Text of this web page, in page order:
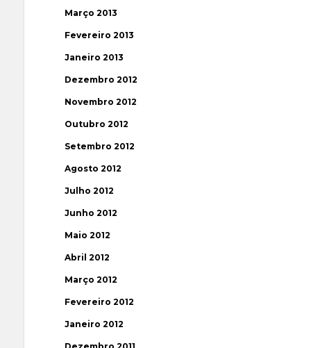
Março 2013
Fevereiro 2013
Janeiro 2013
Dezembro 2012
Novembro 2012
Outubro 2012
Setembro 2012
Agosto 2012
Julho 2012
Junho 2012
Maio 2012
Abril 2012
Março 2012
Fevereiro 2012
Janeiro 2012